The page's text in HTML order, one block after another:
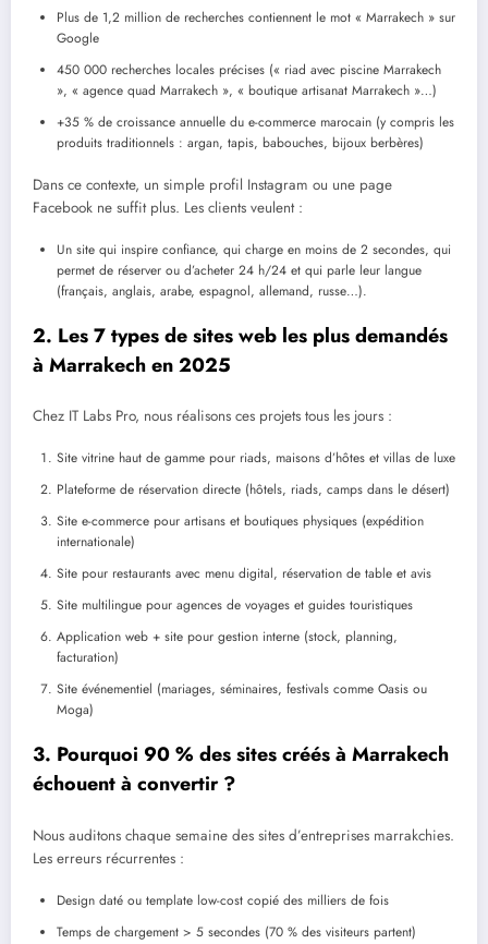
Plus de 1,2 million de recherches contiennent le mot « Marrakech » sur
Google
450 000 recherches locales précises (« riad avec piscine Marrakech
», « agence quad Marrakech », « boutique artisanat Marrakech »…)
+35 % de croissance annuelle du e-commerce marocain (y compris les
produits traditionnels : argan, tapis, babouches, bijoux berbères)
Dans ce contexte, un simple profil Instagram ou une page
Facebook ne suffit plus. Les clients veulent :
Un site qui inspire confiance, qui charge en moins de 2 secondes, qui
permet de réserver ou d’acheter 24 h/24 et qui parle leur langue
(français, anglais, arabe, espagnol, allemand, russe…).
2. Les 7 types de sites web les plus demandés
à Marrakech en 2025
Chez IT Labs Pro, nous réalisons ces projets tous les jours :
Site vitrine haut de gamme pour riads, maisons d’hôtes et villas de luxe
Plateforme de réservation directe (hôtels, riads, camps dans le désert)
Site e-commerce pour artisans et boutiques physiques (expédition
internationale)
Site pour restaurants avec menu digital, réservation de table et avis
Site multilingue pour agences de voyages et guides touristiques
Application web + site pour gestion interne (stock, planning,
facturation)
Site événementiel (mariages, séminaires, festivals comme Oasis ou
Moga)
3. Pourquoi 90 % des sites créés à Marrakech
échouent à convertir ?
Nous auditons chaque semaine des sites d’entreprises marrakchies.
Les erreurs récurrentes :
Design daté ou template low-cost copié des milliers de fois
Temps de chargement > 5 secondes (70 % des visiteurs partent)